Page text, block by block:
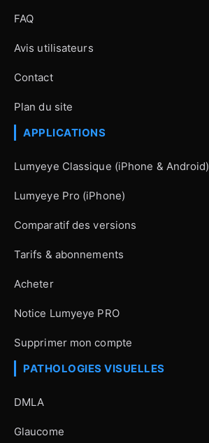
FAQ
Avis utilisateurs
Contact
Plan du site
APPLICATIONS
Lumyeye Classique (iPhone & Android)
Lumyeye Pro (iPhone)
Comparatif des versions
Tarifs & abonnements
Acheter
Notice Lumyeye PRO
Supprimer mon compte
PATHOLOGIES VISUELLES
DMLA
Glaucome